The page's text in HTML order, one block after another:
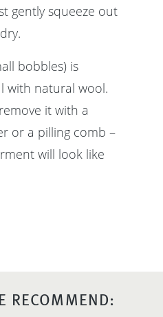
gently squeeze out
bobbles) is
with natural wool.
it with a
or a pilling comb –
will look like
RECOMMEND: